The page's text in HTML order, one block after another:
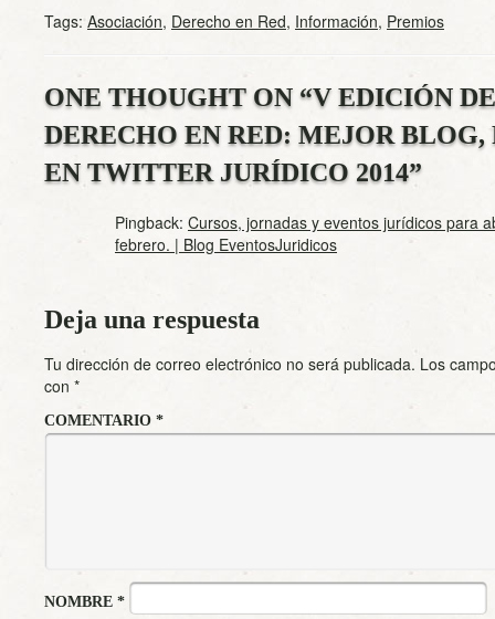
Tags: Asociación, Derecho en Red, Información, Premios
ONE THOUGHT ON “V EDICIÓN
DERECHO EN RED: MEJOR BLOG,
EN TWITTER JURÍDICO 2014”
Pingback: Cursos, jornadas y eventos jurídicos para
febrero. | Blog EventosJuridicos
Deja una respuesta
Tu dirección de correo electrónico no será publicada. Los
con *
COMENTARIO *
NOMBRE *